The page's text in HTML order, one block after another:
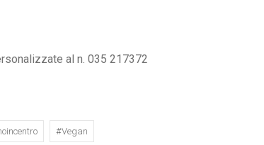
al n. 035 217372
#vegan